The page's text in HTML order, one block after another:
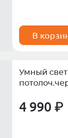
В
Умный
4 990 ₽